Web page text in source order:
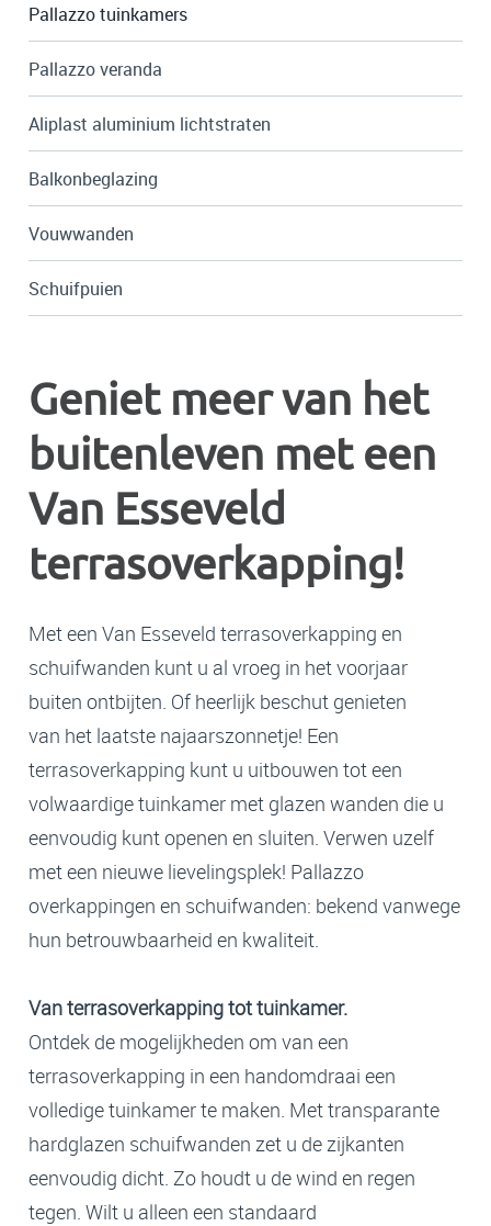
Pallazzo tuinkamers
Pallazzo veranda
Aliplast aluminium lichtstraten
Balkonbeglazing
Vouwwanden
Schuifpuien
Geniet meer van het
buitenleven met een
Van Esseveld
terrasoverkapping!
Met een Van Esseveld terrasoverkapping en
schuifwanden kunt u al vroeg in het voorjaar
buiten ontbijten. Of heerlijk beschut genieten
van het laatste najaarszonnetje! Een
terrasoverkapping kunt u uitbouwen tot een
volwaardige tuinkamer met glazen wanden die u
eenvoudig kunt openen en sluiten. Verwen uzelf
met een nieuwe lievelingsplek! Pallazzo
overkappingen en schuifwanden: bekend vanwege
hun betrouwbaarheid en kwaliteit.
Van terrasoverkapping tot tuinkamer.
Ontdek de mogelijkheden om van een
terrasoverkapping in een handomdraai een
volledige tuinkamer te maken. Met transparante
hardglazen schuifwanden zet u de zijkanten
eenvoudig dicht. Zo houdt u de wind en regen
tegen. Wilt u alleen een standaard